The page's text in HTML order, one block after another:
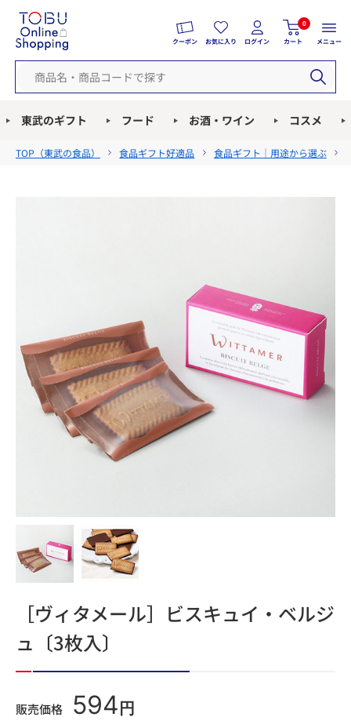
クーポン お気に入り ログイン
0
カート メニュー
東武のギフト フード お酒・ワイン コスメ
TOP（東武の食品） 食品ギフト好適品 食品ギフト｜用途から選ぶ
［ヴィタメール］ビスキュイ・ベルジ
ュ〔3枚入〕
販売価格 594 円